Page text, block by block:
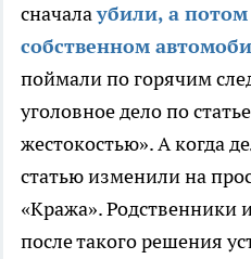
сначалаубили, а
собственном
поймали по горячим
уголовное дело по
жестокостью». А когда
статью изменили на
«Кража». Родственники
после такого решения